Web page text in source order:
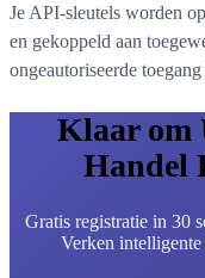
Je API-sleutels worden
en gekoppeld aan
ongeautoriseerde
Klaar om
Handel
Gratis registratie in 30
Verken